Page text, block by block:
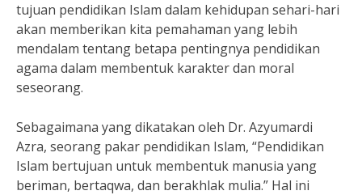
tujuan pendidikan Islam dalam kehidupan sehari-hari
akan memberikan kita pemahaman yang lebih
mendalam tentang betapa pentingnya pendidikan
agama dalam membentuk karakter dan moral
seseorang.
Sebagaimana yang dikatakan oleh Dr. Azyumardi
Azra, seorang pakar pendidikan Islam, “Pendidikan
Islam bertujuan untuk membentuk manusia yang
beriman, bertaqwa, dan berakhlak mulia.” Hal ini